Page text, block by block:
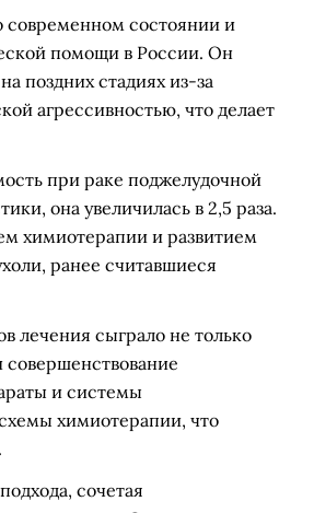
современном состоянии и
помощи в России. Он
поздних стадиях из-за
агрессивностью, что делает
при раке поджелудочной
она увеличилась в 2,5 раза.
химиотерапии и развитием
ранее считавшиеся
лечения сыграло не только
и системы
химиотерапии, что
сочетая